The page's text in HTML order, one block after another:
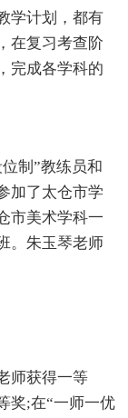
计划，都有
在复习考查阶
完成各学科的
制”教练员和
加了太仓市学
市美术学科一
。朱玉琴老师
师获得一等
奖;在“一师一优